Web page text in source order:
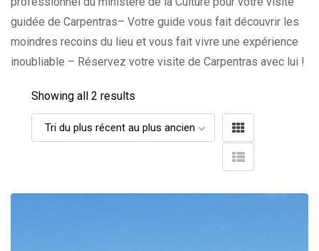
guidée de Carpentras– Votre guide vous fait découvrir les
moindres recoins du lieu et vous fait vivre une expérience
inoubliable – Réservez votre visite de Carpentras avec lui !
Showing all 2 results